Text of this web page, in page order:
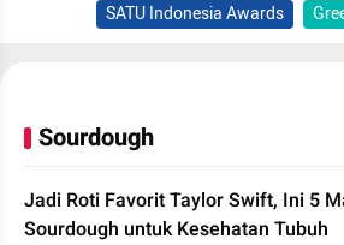
SATU Indonesia Awards
Sourdough
Jadi Roti Favorit Taylor Swift, Ini 5
Sourdough untuk Kesehatan Tubuh